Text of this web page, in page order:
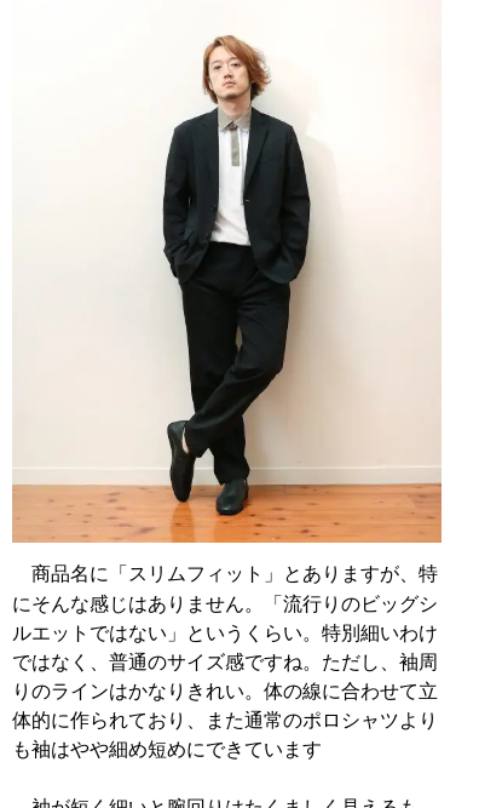
商品名に「スリムフィット」とありますが、特
にそんな感じはありません。「流行りのビッグシ
ルエットではない」というくらい。特別細いわけ
ではなく、普通のサイズ感ですね。ただし、袖周
りのラインはかなりきれい。体の線に合わせて立
体的に作られており、また通常のポロシャツより
も袖はやや細め短めにできています